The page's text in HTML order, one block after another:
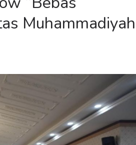
Muhammadiyah